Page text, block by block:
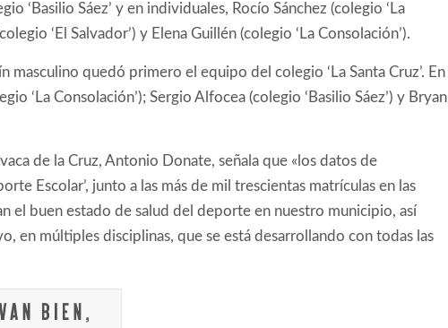
‘Basilio Sáez’ y en individuales, Rocío Sánchez (colegio ‘La
‘El Salvador’) y Elena Guillén (colegio ‘La Consolación’).
masculino quedó primero el equipo del colegio ‘La Santa Cruz’. En
‘La Consolación’); Sergio Alfocea (colegio ‘Basilio Sáez’) y Bryan
de la Cruz, Antonio Donate, señala que «los datos de
Escolar’, junto a las más de mil trescientas matrículas en las
el buen estado de salud del deporte en nuestro municipio, así
en múltiples disciplinas, que se está desarrollando con todas las